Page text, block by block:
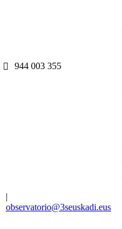
944 003 355
|
observatorio@3seuskadi.eus